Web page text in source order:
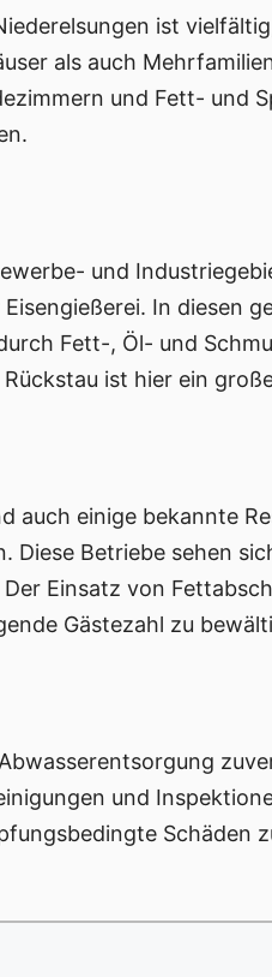
ist
als auch
und Fett- und
und
In diesen
Fett-, Öl- und
ist hier ein
auch einige bekannte
Diese Betriebe sehen
Einsatz von
Gästezahl zu
und
Schäden